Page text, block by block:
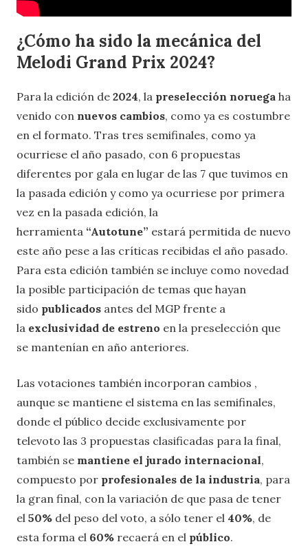
¿Cómo ha sido la mecánica del
Melodi Grand Prix 2024?
Para la edición de 2024, la preselección noruega ha
venido con nuevos cambios, como ya es costumbre
en el formato. Tras tres semifinales, como ya
ocurriese el año pasado, con 6 propuestas
diferentes por gala en lugar de las 7 que tuvimos en
la pasada edición y como ya ocurriese por primera
vez en la pasada edición, la
herramienta “Autotune” estará permitida de nuevo
este año pese a las críticas recibidas el año pasado.
Para esta edición también se incluye como novedad
la posible participación de temas que hayan
sido publicados antes del MGP frente a
la exclusividad de estreno en la preselección que
se mantenían en año anteriores.
Las votaciones también incorporan cambios ,
aunque se mantiene el sistema en las semifinales,
donde el público decide exclusivamente por
televoto las 3 propuestas clasificadas para la final,
también se mantiene el jurado internacional,
compuesto por profesionales de la industria, para
la gran final, con la variación de que pasa de tener
el 50% del peso del voto, a sólo tener el 40%, de
esta forma el 60% recaerá en el público.